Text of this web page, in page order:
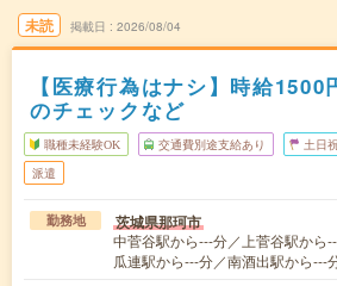
未読 掲載日 2026/08/04
【医療行為はナシ】時給1500
のチェックなど
職種未経験OK 交通費別途支給あり 土日
派遣
勤務地 茨城県那珂市
中菅谷駅から---分／上菅谷駅から
瓜連駅から---分／南酒出駅から---